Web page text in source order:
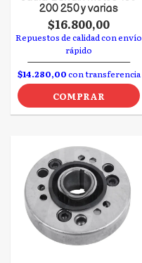
200 250 y varias
$16.800,00
Repuestos de calidad con envío
rápido
$14.280,00con transferencia
COMPRAR